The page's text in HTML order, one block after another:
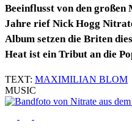
Beeinflusst von den
Jahre rief Nick Hogg
Album setzen die Briten
Heat ist ein Tribut an die
TEXT: MAXIMILIAN BLOM
MUSIC